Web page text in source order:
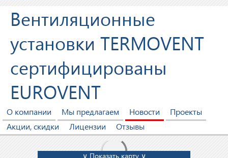
Вентиляционные
установки TERMOVENT
сертифицированы
EUROVENT
О компании Мы предлагаем Новости
Проекты
Акции, скидки
Лицензии Отзывы
∨ Показать карту ∨